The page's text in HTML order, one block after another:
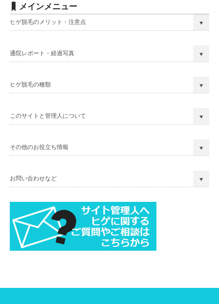
メインメニュー
ヒゲ脱毛のメリット・注意点
通院レポート・経過写真
ヒゲ脱毛の種類
このサイトと管理人について
その他のお役立ち情報
お問い合わせなど